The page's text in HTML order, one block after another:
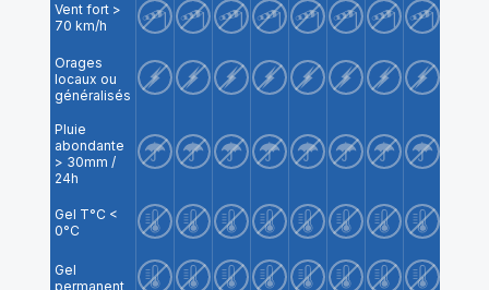
Vent fort >
70 km/h
Orages
locaux ou
généralisés
Pluie
abondante
> 30mm /
24h
Gel T°C <
0°C
Gel
permanent